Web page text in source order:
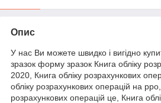
Опис
У нас Ви можете швидко і вигідно
зразок форму зразок Книга обліку
2020, Книга обліку розрахункових
обліку розрахункових операцій на
розрахункових операцій це, Книга